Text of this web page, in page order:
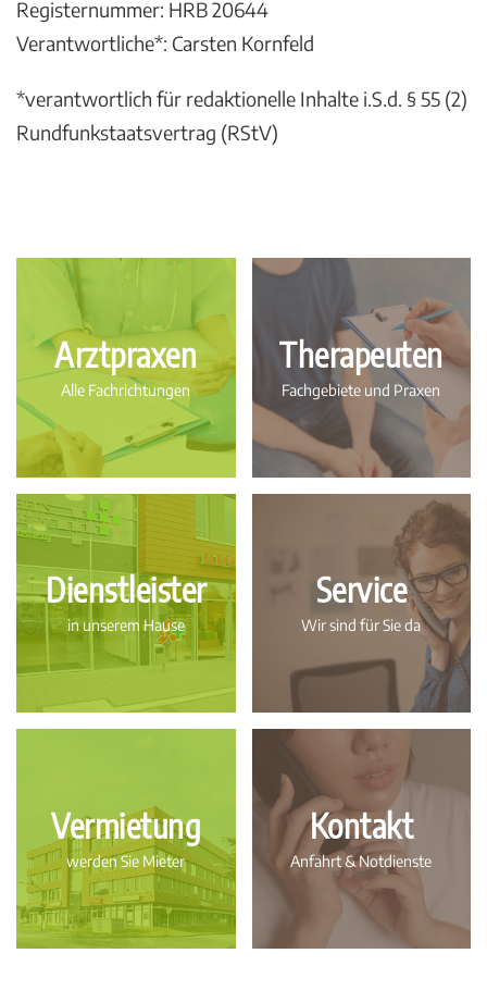
Registernummer: HRB 20644
Verantwortliche*: Carsten Kornfeld
*verantwortlich für redaktionelle Inhalte i.S.d. § 55 (2)
Rundfunkstaatsvertrag (RStV)
Arztpraxen
Alle Fachrichtungen
Therapeuten
Fachgebiete und Praxen
Dienstleister
in unserem Hause
Service
Wir sind für Sie da
Vermietung
werden Sie Mieter
Kontakt
Anfahrt & Notdienste